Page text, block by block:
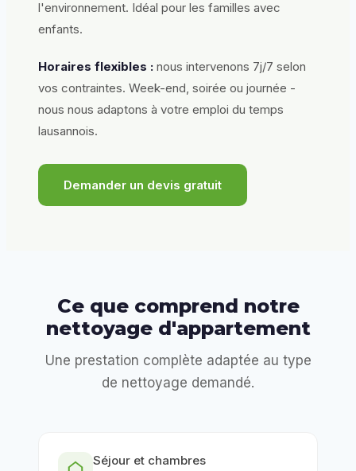
l'environnement. Idéal pour les familles avec
enfants.
Horaires flexibles : nous intervenons 7j/7 selon
vos contraintes. Week-end, soirée ou journée -
nous nous adaptons à votre emploi du temps
lausannois.
Demander un devis gratuit
Ce que comprend notre
nettoyage d'appartement
Une prestation complète adaptée au type
de nettoyage demandé.
Séjour et chambres